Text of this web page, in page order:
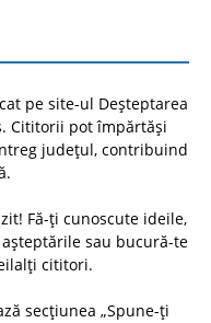
pe site-ul Deșteptarea
Cititorii pot împărtăși
județul, contribuind
Fă-ți cunoscute ideile,
sau bucură-te
cititori.
secțiunea „Spune-ți